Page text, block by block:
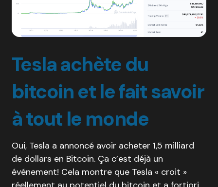
Tesla achète du
bitcoin et le fait savoir
à tout le monde
Oui, Tesla a annoncé avoir acheter 1,5 milliard
de dollars en Bitcoin. Ça c’est déjà un
événement! Cela montre que Tesla « croit »